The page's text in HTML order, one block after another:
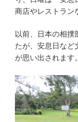
商店やレストラン
以前、日本の相撲
たが、安息日など
が思い出されます。